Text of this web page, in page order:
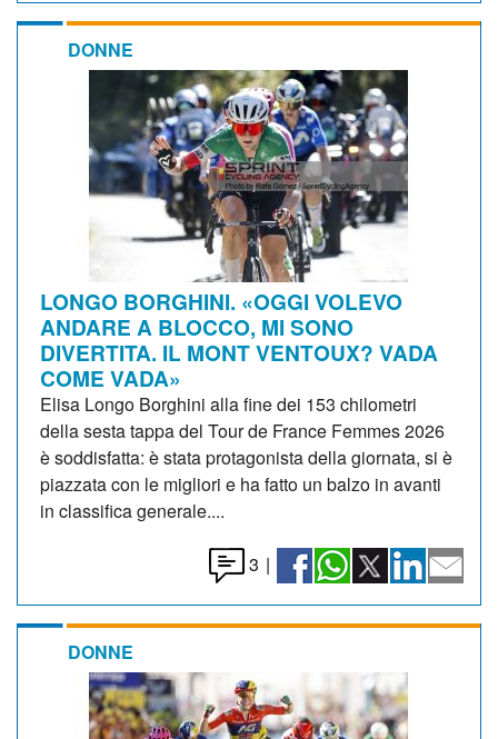
DONNE
LONGO BORGHINI. «OGGI VOLEVO
ANDARE A BLOCCO, MI SONO
DIVERTITA. IL MONT VENTOUX? VADA
COME VADA»
Elisa Longo Borghini alla fine dei 153 chilometri
della sesta tappa del Tour de France Femmes 2026
è soddisfatta: è stata protagonista della giornata, si è
piazzata con le migliori e ha fatto un balzo in avanti
in classifica generale....
3 |
DONNE